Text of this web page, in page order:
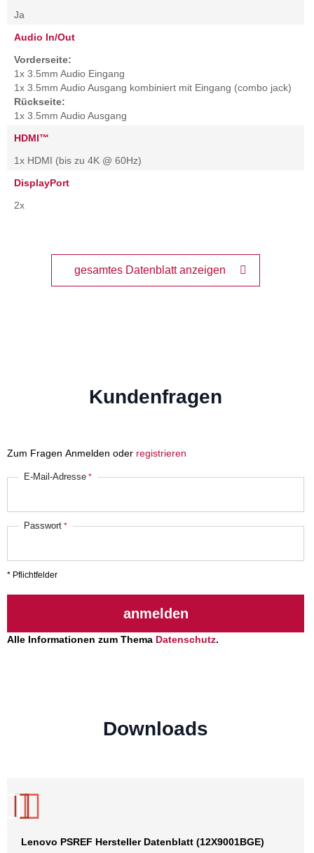
Ja
Audio In/Out
Vorderseite:
1x 3.5mm Audio Eingang
1x 3.5mm Audio Ausgang kombiniert mit Eingang (combo jack)
Rückseite:
1x 3.5mm Audio Ausgang
HDMI™
1x HDMI (bis zu 4K @ 60Hz)
DisplayPort
2x
gesamtes Datenblatt anzeigen
Kundenfragen
Zum Fragen Anmelden oder registrieren
E-Mail-Adresse
Passwort
* Pflichtfelder
anmelden
Alle Informationen zum Thema Datenschutz.
Downloads
Lenovo PSREF Hersteller Datenblatt (12X9001BGE)